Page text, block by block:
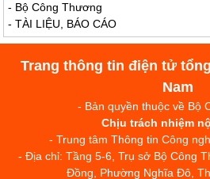
- Bộ Công Thương
-TÀI LIỆU, BÁO CÁO
Trang thông tin điện tử
Nam
- Bản quyền thuộc về Bộ
Chịu trách nhiệm
- Trung tâm Thông tin Công
- Địa chỉ: Tầng 5-6, Trụ sở Bộ Công
Đồng, Phường Nghĩa Đô,